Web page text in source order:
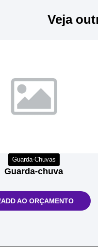
Veja
Guarda-Chuvas
Guarda-chuva
ADD AO ORÇAMENTO